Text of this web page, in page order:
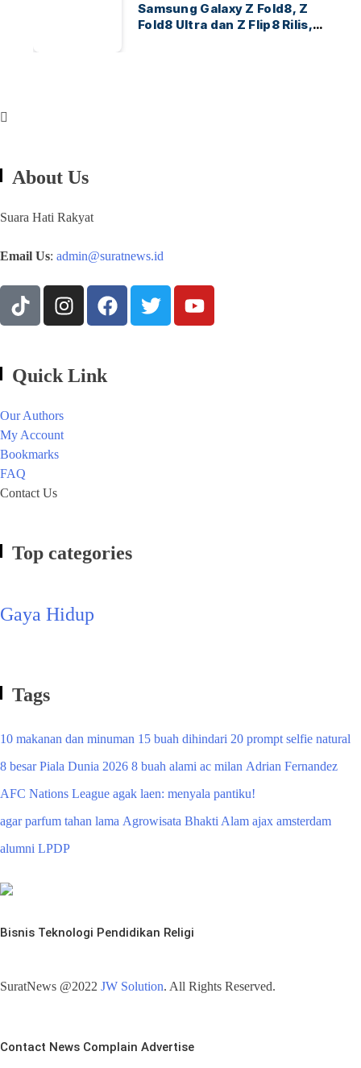
Samsung Galaxy Z Fold8, Z
Fold8 Ultra dan Z Flip8 Rilis,
About Us
Suara Hati Rakyat
Email Us: admin@suratnews.id
Quick Link
Our Authors
My Account
Bookmarks
FAQ
Contact Us
Top categories
Gaya Hidup
Tags
10 makanan dan minuman 15 buah dihindari 20 prompt selfie natural
8 besar Piala Dunia 2026 8 buah alami ac milan Adrian Fernandez
AFC Nations League agak laen: menyala pantiku!
agar parfum tahan lama Agrowisata Bhakti Alam ajax amsterdam
alumni LPDP
Bisnis Teknologi Pendidikan Religi
SuratNews @2022 JW Solution. All Rights Reserved.
Contact News Complain Advertise